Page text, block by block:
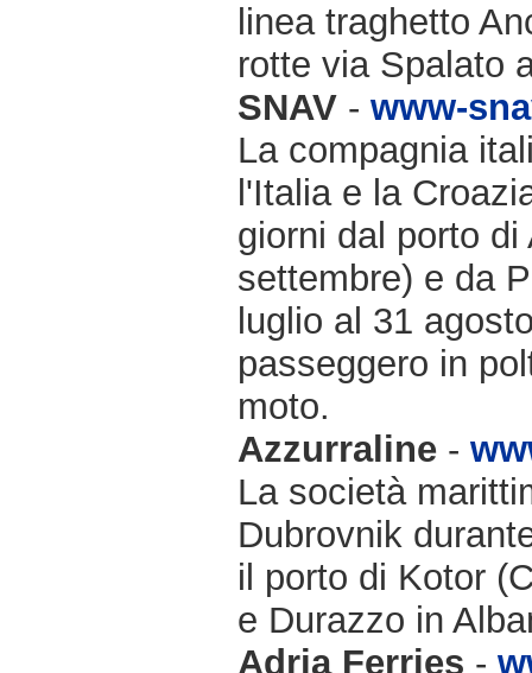
linea traghetto
rotte via Spalato
SNAV - www-
La compagnia
l'Italia e la
giorni dal porto
settembre) e da
luglio al 31
passeggero in
moto.
Azzurraline -
La società
Dubrovnik
il porto di Kotor
e Durazzo in
Adria Ferries -